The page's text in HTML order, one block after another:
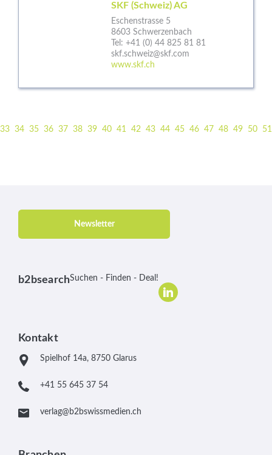
SKF (Schweiz) AG
Eschenstrasse 5
8603 Schwerzenbach
Tel: +41 (0) 44 825 81 81
skf.schweiz@skf.com
www.skf.ch
33 34 35 36 37 38 39 40 41 42 43 44 45 46 47 48 49 50 51
Newsletter
b2bsearchSuchen - Finden - Deal!
Kontakt
Spielhof 14a, 8750 Glarus
+41 55 645 37 54
verlag@b2bswissmedien.ch